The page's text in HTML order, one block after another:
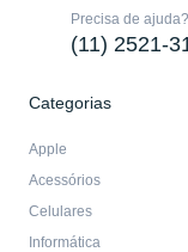
Precisa de
(11) 2521-
Categorias
Apple
Acessórios
Celulares
Informática